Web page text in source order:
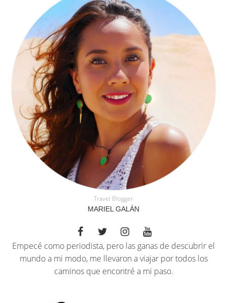
Travel Blogger
MARIEL GALÁN
Empecé como periodista, pero las ganas de descubrir el
mundo a mi modo, me llevaron a viajar por todos los
caminos que encontré a mi paso.